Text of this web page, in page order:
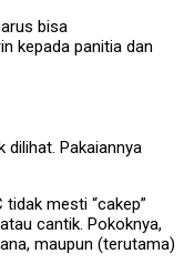
bisa
kepada panitia dan
dilihat. Pakaiannya
mesti “cakep”
cantik. Pokoknya,
maupun (terutama)